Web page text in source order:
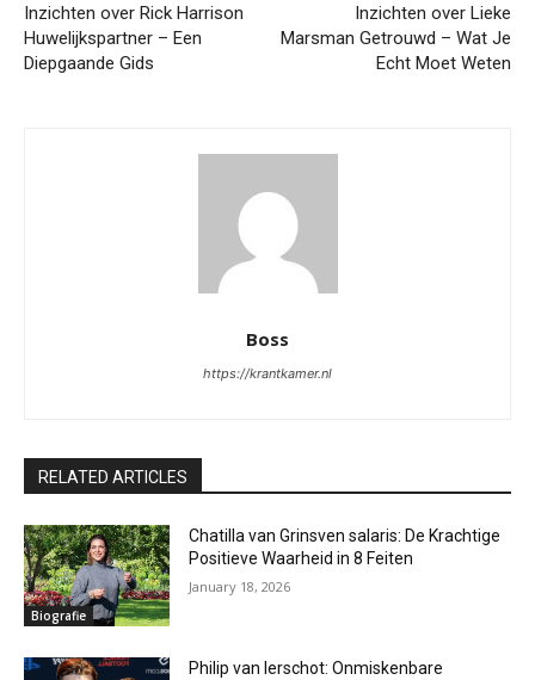
Inzichten over Rick Harrison
Huwelijkspartner – Een
Diepgaande Gids
Inzichten over Lieke
Marsman Getrouwd – Wat Je
Echt Moet Weten
Boss
https://krantkamer.nl
RELATED ARTICLES
Biografie
Chatilla van Grinsven salaris: De Krachtige
Positieve Waarheid in 8 Feiten
January 18, 2026
Philip van Ierschot: Onmiskenbare